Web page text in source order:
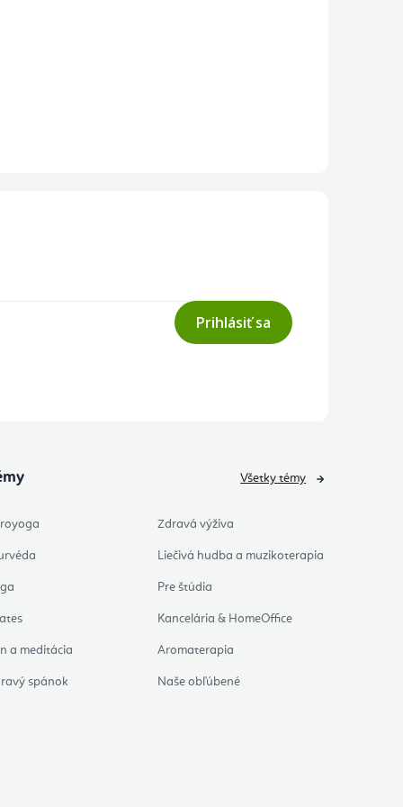
Prihlásiť sa
Zdravá výživa
Liečivá hudba a muzikoterapia
Pre štúdia
Kancelária & HomeOffice
a meditácia Aromaterapia
spánok Naše obľúbené
Všetky témy